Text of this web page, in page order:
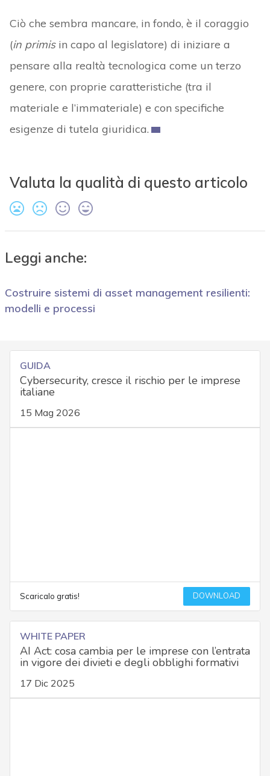
Ciò che sembra mancare, in fondo, è il coraggio
(in primis in capo al legislatore) di iniziare a
pensare alla realtà tecnologica come un terzo
genere, con proprie caratteristiche (tra il
materiale e l’immateriale) e con specifiche
esigenze di tutela giuridica.
Valuta la qualità di questo articolo
Leggi anche:
Costruire sistemi di asset management resilienti:
modelli e processi
GUIDA
Cybersecurity, cresce il rischio per le imprese
italiane
15 Mag 2026
Scaricalo gratis! DOWNLOAD
WHITE PAPER
AI Act: cosa cambia per le imprese con l’entrata
in vigore dei divieti e degli obblighi formativi
17 Dic 2025